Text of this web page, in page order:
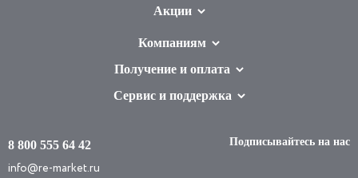
Акции
Компаниям
Получение и оплата
Сервис и поддержка
8 800 555 64 42
info@re-market.ru
Подписывайтесь на нас